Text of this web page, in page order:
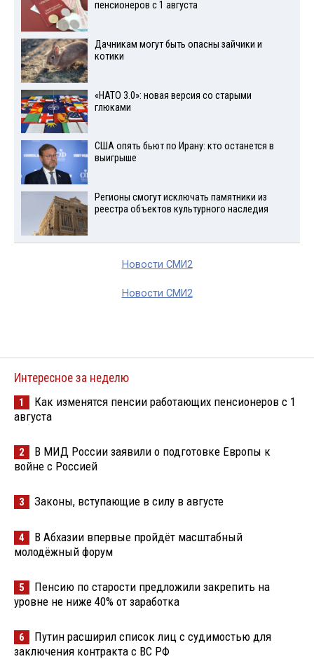
пенсионеров с 1 августа
Дачникам могут быть опасны зайчики и
котики
«НАТО 3.0»: новая версия со старыми
глюками
США опять бьют по Ирану: кто останется в
выигрыше
Регионы смогут исключать памятники из
реестра объектов культурного наследия
Новости СМИ2
Новости СМИ2
Интересное за неделю
1
Как изменятся пенсии работающих пенсионеров с 1
августа
2
В МИД России заявили о подготовке Европы к
войне с Россией
3 Законы, вступающие в силу в августе
4
В Абхазии впервые пройдёт масштабный
молодёжный форум
5
Пенсию по старости предложили закрепить на
уровне не ниже 40% от заработка
6
Путин расширил список лиц с судимостью для
заключения контракта с ВС РФ